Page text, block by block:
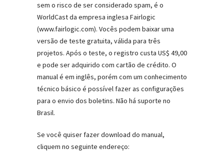
sem o risco de ser considerado spam, é o
WorldCast da empresa inglesa Fairlogic
(www.fairlogic.com). Vocês podem baixar uma
versão de teste gratuita, válida para três
projetos. Após o teste, o registro custa US$ 49,00
e pode ser adquirido com cartão de crédito. O
manual é em inglês, porém com um conhecimento
técnico básico é possível fazer as configurações
para o envio dos boletins. Não há suporte no
Brasil.
Se você quiser fazer download do manual,
cliquem no seguinte endereço: